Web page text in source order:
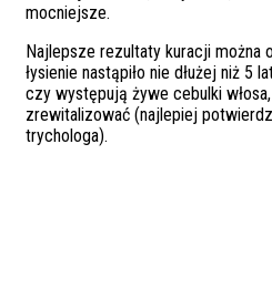
mocniejsze.
Najlepsze rezultaty kuracji można
łysienie nastąpiło nie dłużej niż 5
czy występują żywe cebulki
zrewitalizować (najlepiej
trychologa).